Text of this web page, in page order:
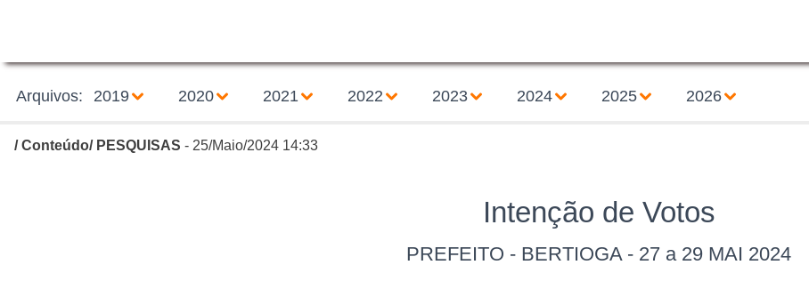
Arquivos: 2019 2020 2021 2022 2023 2024 2025 2026
/ Conteúdo/ PESQUISAS - 25/Maio/2024 14:33
Intenção de Votos
PREFEITO - BERTIOGA - 27 a 29 MAI 2024